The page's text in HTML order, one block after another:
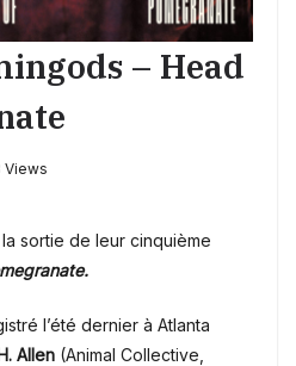
– Head
Views
sortie de leur cinquième
l’été dernier à Atlanta
Allen (Animal Collective,